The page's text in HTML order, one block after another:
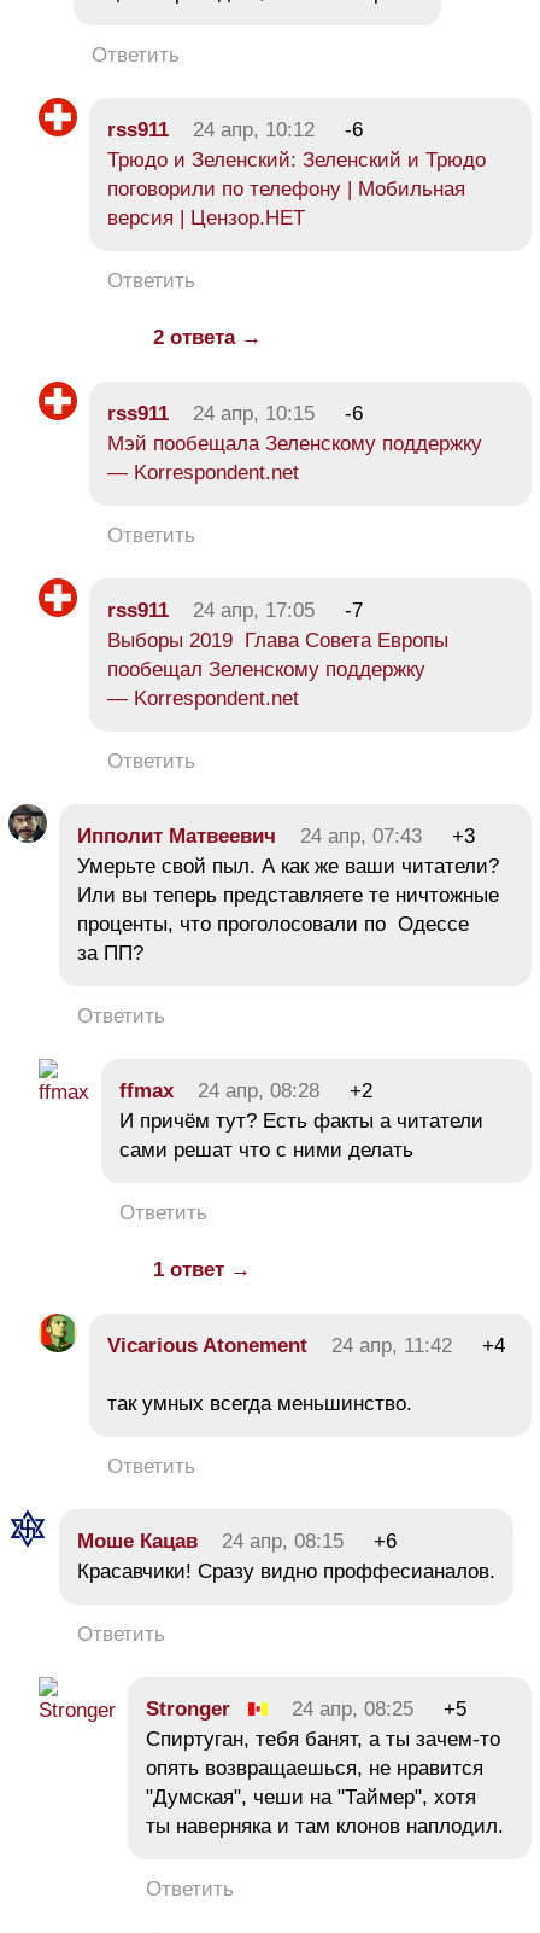
Ответить
rss911 24 апр, 10:12
-6
Трюдо и Зеленский: Зеленский и Трюдо
поговорили по телефону | Мобильная
версия | Цензор.НЕТ
Ответить
2 ответа →
rss911 24 апр, 10:15
-6
Мэй пообещала Зеленскому поддержку
— Korrespondent.net
Ответить
rss911 24 апр, 17:05
-7
Выборы 2019 Глава Совета Европы
пообещал Зеленскому поддержку
— Korrespondent.net
Ответить
Ипполит Матвеевич 24 апр, 07:43
+3
Умерьте свой пыл. А как же ваши читатели?
Или вы теперь представляете те ничтожные
проценты, что проголосовали по Одессе
за ПП?
Ответить
ffmax 24 апр, 08:28
+2
И причём тут? Есть факты а читатели
сами решат что с ними делать
Ответить
1 ответ →
Vicarious Atonement 24 апр, 11:42 +4
так умных всегда меньшинство.
Ответить
Моше Кацав 24 апр, 08:15
+6
Красавчики! Сразу видно проффесианалов.
Ответить
Strоngеr 24 апр, 08:25
+5
Спиртуган, тебя банят, а ты зачем-то
опять возвращаешься, не нравится
"Думская", чеши на "Таймер", хотя
ты наверняка и там клонов наплодил.
Ответить